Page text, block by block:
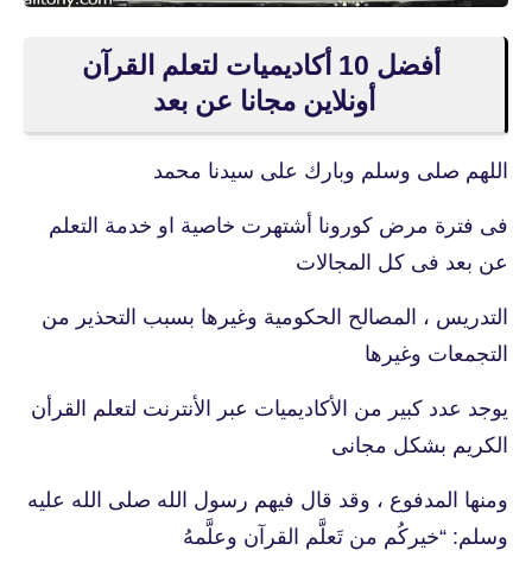
أفضل 10 أكاديميات لتعلم القرآن
أونلاين مجانا عن بعد
اللهم صلى وسلم وبارك على سيدنا محمد
فى فترة مرض كورونا أشتهرت خاصية او خدمة التعلم
عن بعد فى كل المجالات
التدريس ، المصالح الحكومية وغيرها بسبب التحذير من
التجمعات وغيرها
يوجد عدد كبير من الأكاديميات عبر الأنترنت لتعلم القرأن
الكريم بشكل مجانى
ومنها المدفوع ، وقد قال فيهم رسول الله صلى الله عليه
وسلم: “خيركُم من تَعلَّم القرآن وعلَّمهُ